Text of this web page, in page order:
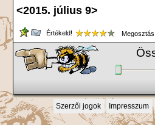
<2015. július 9>
Értékeld!
Szerzői jogok Impresszum